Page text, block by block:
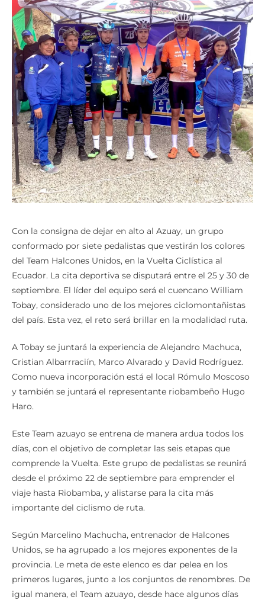
Con la consigna de dejar en alto al Azuay, un grupo
conformado por siete pedalistas que vestirán los colores
del Team Halcones Unidos, en la Vuelta Ciclística al
Ecuador. La cita deportiva se disputará entre el 25 y 30 de
septiembre. El líder del equipo será el cuencano William
Tobay, considerado uno de los mejores ciclomontañistas
del país. Esta vez, el reto será brillar en la modalidad ruta.
A Tobay se juntará la experiencia de Alejandro Machuca,
Cristian Albarrraciín, Marco Alvarado y David Rodríguez.
Como nueva incorporación está el local Rómulo Moscoso
y también se juntará el representante riobambeño Hugo
Haro.
Este Team azuayo se entrena de manera ardua todos los
días, con el objetivo de completar las seis etapas que
comprende la Vuelta. Este grupo de pedalistas se reunirá
desde el próximo 22 de septiembre para emprender el
viaje hasta Riobamba, y alistarse para la cita más
importante del ciclismo de ruta.
Según Marcelino Machucha, entrenador de Halcones
Unidos, se ha agrupado a los mejores exponentes de la
provincia. Le meta de este elenco es dar pelea en los
primeros lugares, junto a los conjuntos de renombres. De
igual manera, el Team azuayo, desde hace algunos días